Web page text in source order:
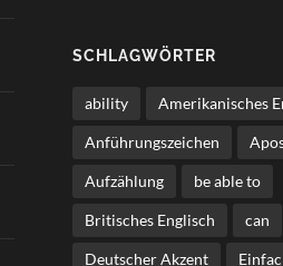
SCHLAGWÖRTER
ability Amerikanisches
Anführungszeichen
Aufzählung be able to
Britisches Englisch can
Deutscher Akzent